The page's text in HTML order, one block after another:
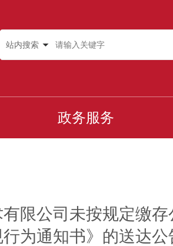
站内搜索
政务服务
限公司未按规定缴
行为通知书》的送达公